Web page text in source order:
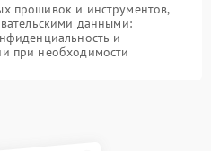
прошивок и инструментов,
данными:
и
при необходимости